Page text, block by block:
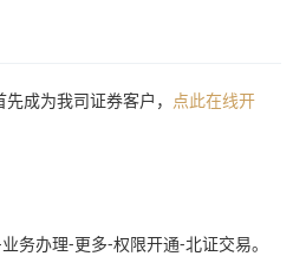
成为我司证券客户， 点此在线开
务办理-更多-权限开通-北证交易。